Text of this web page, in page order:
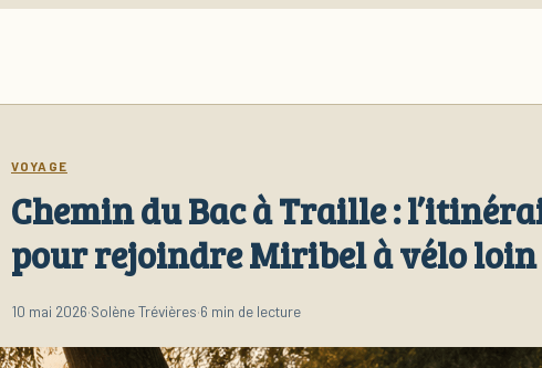
VOYAGE
Chemin du Bac à Traille :
pour rejoindre Miribel à vélo loin
10 mai 2026·Solène Trévières·6 min de lecture